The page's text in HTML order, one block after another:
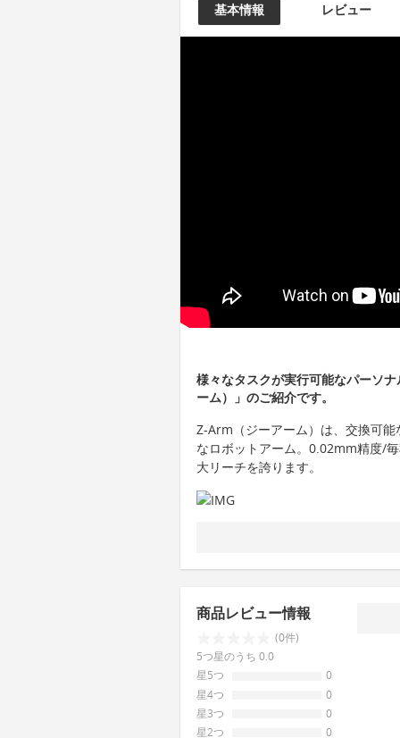
基本情報 レビュー
様々なタスクが実行可能なパーソ
ーム）」のご紹介です。
Z-Arm（ジーアーム）は、交換可
なロボットアーム。0.02mm精度/
大リーチを誇ります。
商品レビュー情報
(0件)
5つ星のうち 0.0
星5つ
0
星4つ
0
星3つ
0
星2つ
0